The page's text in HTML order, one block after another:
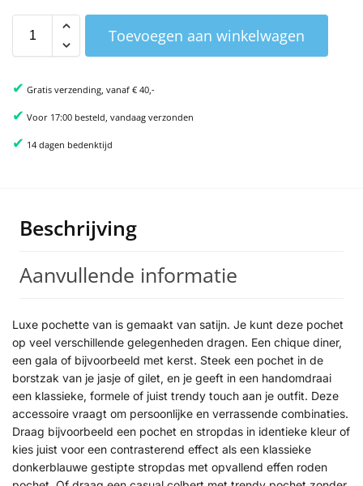
Toevoegen aan winkelwagen
✔ Gratis verzending, vanaf € 40,-
✔ Voor 17:00 besteld, vandaag verzonden
✔ 14 dagen bedenktijd
Beschrijving
Aanvullende informatie
Luxe pochette van is gemaakt van satijn. Je kunt deze pochet
op veel verschillende gelegenheden dragen. Een chique diner,
een gala of bijvoorbeeld met kerst. Steek een pochet in de
borstzak van je jasje of gilet, en je geeft in een handomdraai
een klassieke, formele of juist trendy touch aan je outfit. Deze
accessoire vraagt om persoonlijke en verrassende combinaties.
Draag bijvoorbeeld een pochet en stropdas in identieke kleur of
kies juist voor een contrasterend effect als een klassieke
donkerblauwe gestipte stropdas met opvallend effen roden